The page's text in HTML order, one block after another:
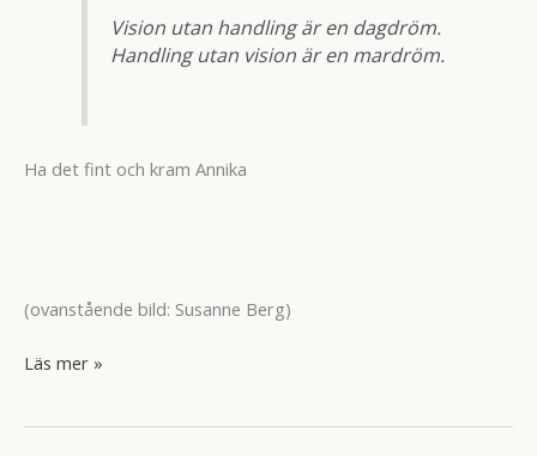
Vision utan handling är en dagdröm.
Handling utan vision är en mardröm.
Ha det fint och kram Annika
(ovanstående bild: Susanne Berg)
Ljumma
Läs mer »